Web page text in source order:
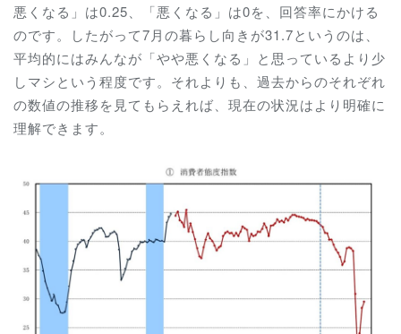
悪くなる」は0.25、「悪くなる」は0を、回答率にかける
のです。したがって7月の暮らし向きが31.7というのは、
平均的にはみんなが「やや悪くなる」と思っているより少
しマシという程度です。それよりも、過去からのそれぞれ
の数値の推移を見てもらえれば、現在の状況はより明確に
理解できます。